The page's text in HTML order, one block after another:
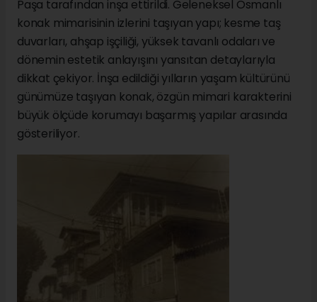
Paşa tarafından inşa ettirildi. Geleneksel Osmanlı
konak mimarisinin izlerini taşıyan yapı; kesme taş
duvarları, ahşap işçiliği, yüksek tavanlı odaları ve
dönemin estetik anlayışını yansıtan detaylarıyla
dikkat çekiyor. İnşa edildiği yılların yaşam kültürünü
günümüze taşıyan konak, özgün mimari karakterini
büyük ölçüde korumayı başarmış yapılar arasında
gösteriliyor.